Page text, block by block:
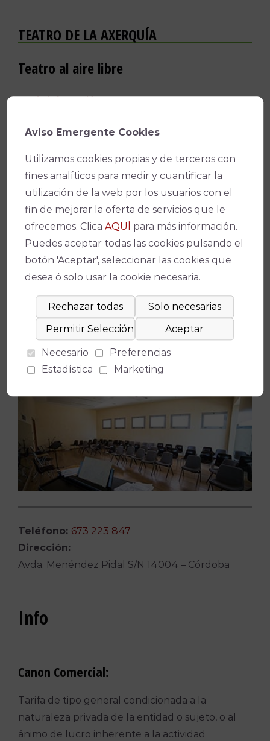
TEATRO DE LA AXERQUÍA
Teatro al aire libre
–Más información
Descargar plano
Sala ensayo / formación
Más información
Descargar solicitud de cesión
Teléfono: 673 223 847
Dirección:
Avda. Menéndez Pidal S/N 14004 – Córdoba
Info
Canon Comercial:
Tarifa de tipo general condicionada a la
naturaleza privada de la entidad o sujeto, o al
ánimo de lucro inherente a la actividad
Aviso Emergente Cookies
Utilizamos cookies propias y de terceros con
fines analíticos para medir y cuantificar la
utilización de la web por los usuarios con el
fin de mejorar la oferta de servicios que le
ofrecemos. ClicaAQUÍ para más información.
Puedes aceptar todas las cookies pulsando el
botón 'Aceptar', seleccionar las cookies que
desea ó solo usar la cookie necesaria.
Necesario
Preferencias
Estadística
Marketing